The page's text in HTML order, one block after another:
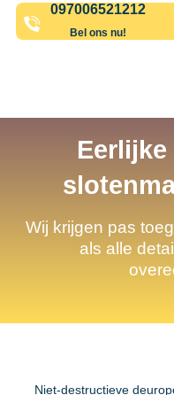
097006521212
Bel ons nu!
Wij krijgen pas
als alle
Niet-destructieve